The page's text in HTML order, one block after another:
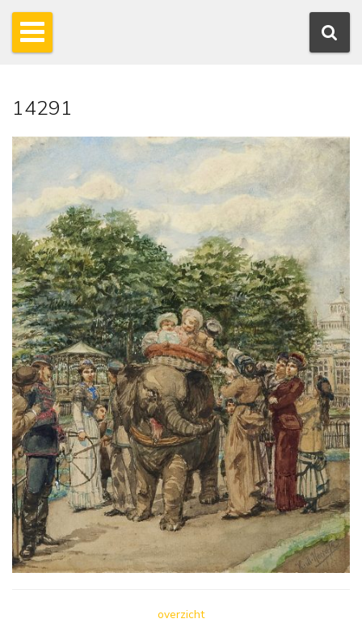
14291
overzicht